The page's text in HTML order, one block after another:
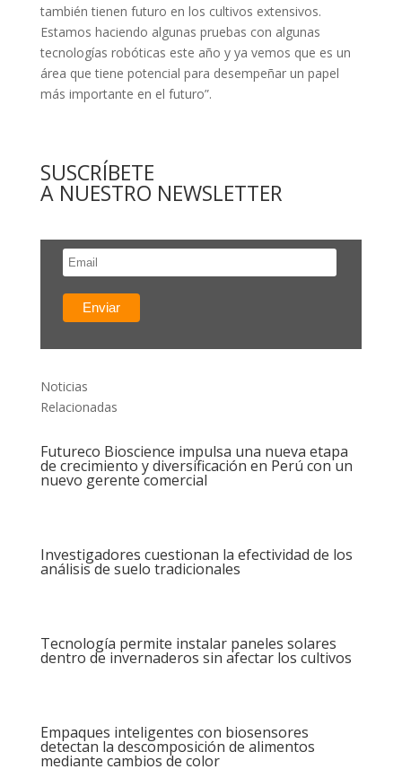
también tienen futuro en los cultivos extensivos.
Estamos haciendo algunas pruebas con algunas
tecnologías robóticas este año y ya vemos que es un
área que tiene potencial para desempeñar un papel
más importante en el futuro”.
SUSCRÍBETE
A NUESTRO NEWSLETTER
Noticias
Relacionadas
Futureco Bioscience impulsa una nueva etapa
de crecimiento y diversificación en Perú con un
nuevo gerente comercial
Investigadores cuestionan la efectividad de los
análisis de suelo tradicionales
Tecnología permite instalar paneles solares
dentro de invernaderos sin afectar los cultivos
Empaques inteligentes con biosensores
detectan la descomposición de alimentos
mediante cambios de color